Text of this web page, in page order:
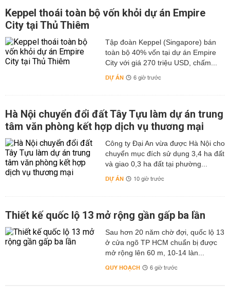
Keppel thoái toàn bộ vốn khỏi dự án Empire
City tại Thủ Thiêm
Tập đoàn Keppel (Singapore) bán
toàn bộ 40% vốn tại dự án Empire
City với giá 270 triệu USD, chấm...
DỰ ÁN 6 giờ trước
Hà Nội chuyển đổi đất Tây Tựu làm dự án trung
tâm văn phòng kết hợp dịch vụ thương mại
Công ty Đại An vừa được Hà Nội cho
chuyển mục đích sử dụng 3,4 ha đất
và giao 0,3 ha đất tại phường...
DỰ ÁN 10 giờ trước
Thiết kế quốc lộ 13 mở rộng gần gấp ba lần
Sau hơn 20 năm chờ đợi, quốc lộ 13
ở cửa ngõ TP HCM chuẩn bị được
mở rộng lên 60 m, 10-14 làn...
QUY HOẠCH 6 giờ trước